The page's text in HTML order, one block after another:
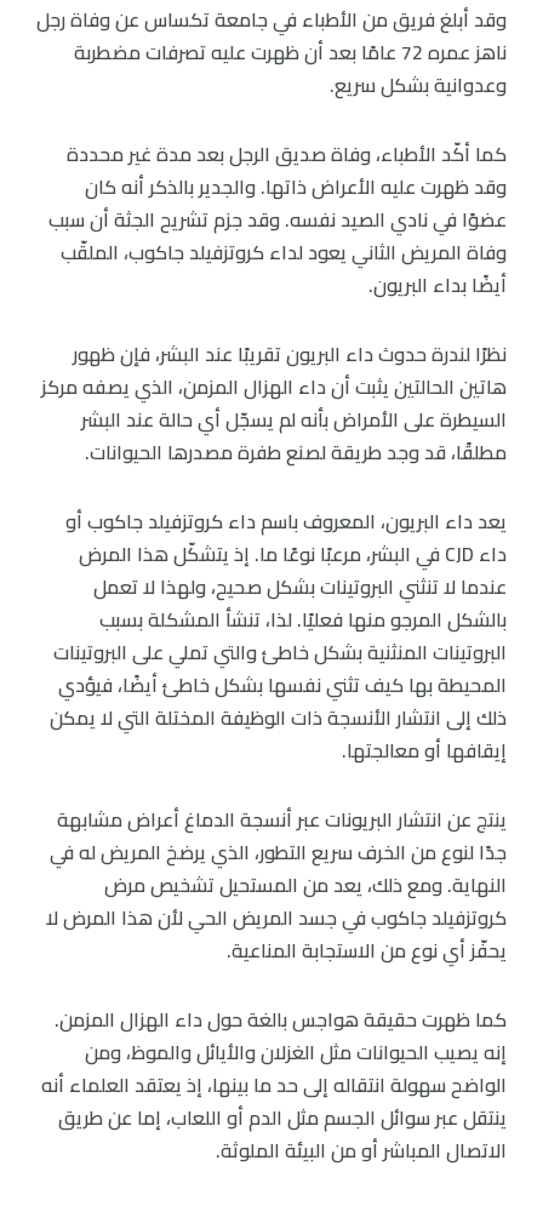
وقد أبلغ فريق من الأطباء في جامعة تكساس عن وفاة رجل
ناهز عمره 72 عامًا بعد أن ظهرت عليه تصرفات مضطربة
وعدوانية بشكل سريع.
كما أكّد الأطباء، وفاة صديق الرجل بعد مدة غير محددة
وقد ظهرت عليه الأعراض ذاتها. والجدير بالذكر أنه كان
عضوًا في نادي الصيد نفسه. وقد جزم تشريح الجثة أن سبب
وفاة المريض الثاني يعود لداء كروتزفيلد جاكوب، الملقّب
أيضًا بداء البريون.
نظرًا لندرة حدوث داء البريون تقريبًا عند البشر، فإن ظهور
هاتين الحالتين يثبت أن داء الهزال المزمن، الذي يصفه مركز
السيطرة على الأمراض بأنه لم يسجّل أي حالة عند البشر
مطلقًا، قد وجد طريقة لصنع طفرة مصدرها الحيوانات.
يعد داء البريون، المعروف باسم داء كروتزفيلد جاكوب أو
داء CJD في البشر، مرعبًا نوعًا ما. إذ يتشكّل هذا المرض
عندما لا تنثني البروتينات بشكل صحيح، ولهذا لا تعمل
بالشكل المرجو منها فعليًا. لذا، تنشأ المشكلة بسبب
البروتينات المنثنية بشكل خاطئ والتي تملي على البروتينات
المحيطة بها كيف تثني نفسها بشكل خاطئ أيضًا، فيؤدي
ذلك إلى انتشار الأنسجة ذات الوظيفة المختلة التي لا يمكن
إيقافها أو معالجتها.
ينتج عن انتشار البريونات عبر أنسجة الدماغ أعراض مشابهة
جدًا لنوع من الخرف سريع التطور، الذي يرضخ المريض له في
النهاية. ومع ذلك، يعد من المستحيل تشخيص مرض
كروتزفيلد جاكوب في جسد المريض الحي لأن هذا المرض لا
يحفّز أي نوع من الاستجابة المناعية.
كما ظهرت حقيقة هواجس بالغة حول داء الهزال المزمن.
إنه يصيب الحيوانات مثل الغزلان والأيائل والموظ، ومن
الواضح سهولة انتقاله إلى حد ما بينها، إذ يعتقد العلماء أنه
ينتقل عبر سوائل الجسم مثل الدم أو اللعاب، إما عن طريق
الاتصال المباشر أو من البيئة الملوثة.